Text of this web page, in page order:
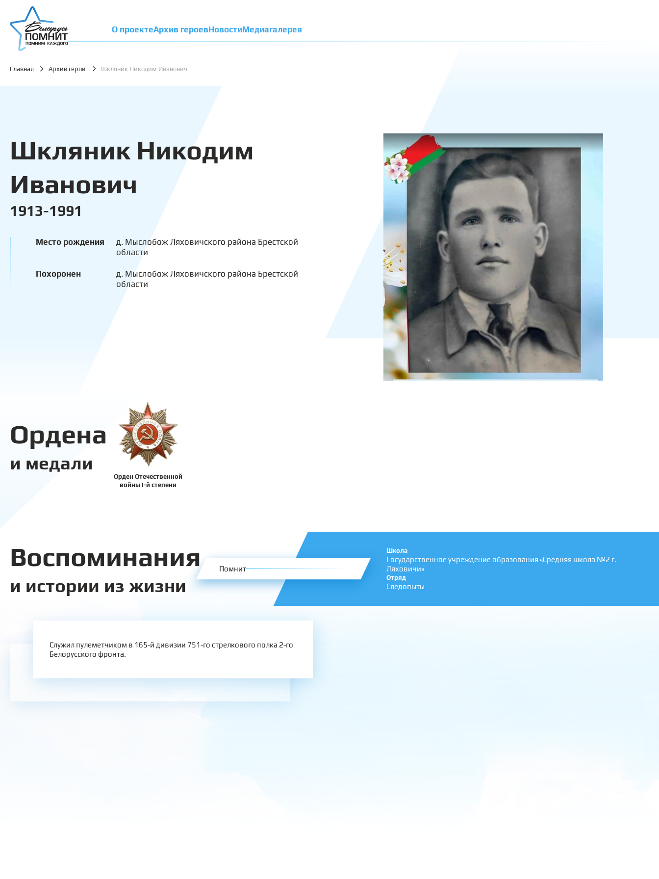
О проектеАрхив героевНовостиМедиагалерея
Главная Архив геров Шкляник Никодим Иванович
Шкляник Никодим
Иванович
1913-1991
Место рождения
д. Мыслобож Ляховичского района Брестской
области
Похоронен
д. Мыслобож Ляховичского района Брестской
области
Ордена
и медали
Орден Отечественной
войны I-й степени
Воспоминания
и истории из жизни
Помнит
Школа
Государственное учреждение образования «Средняя школа №2 г.
Ляховичи»
Отряд
Следопыты
Служил пулеметчиком в 165-й дивизии 751-го стрелкового полка 2-го
Белорусского фронта.